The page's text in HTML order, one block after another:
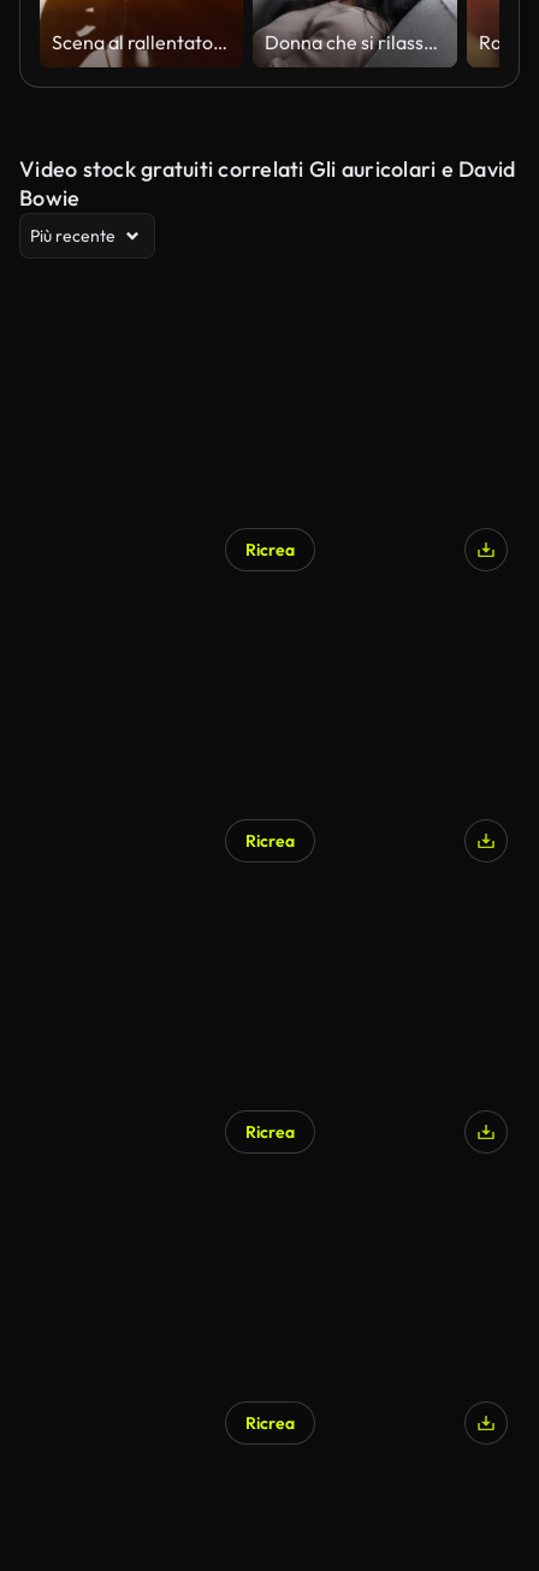
Scena al rallentatore di un giovane attraente che indossa le cuffie alla finestra. Ascoltare musica. Tramonto in città. Bellissimi bagliori di sole arancione. Donna che si rilassa a casa ascoltando musica con le cuffie
Video stock gratuiti correlati Gli auricolari e David
Bowie
Più recente
Ricrea
Ricrea
Ricrea
Ricrea